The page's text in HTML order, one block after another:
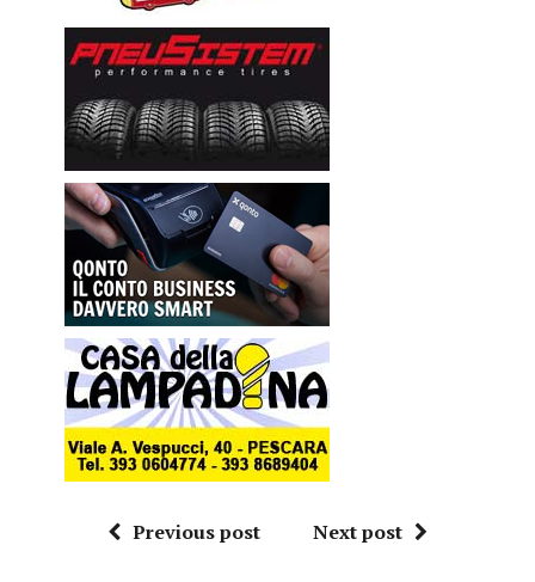
Previous post Next post